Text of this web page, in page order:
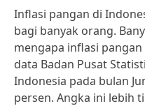
Inflasi pangan di
bagi banyak orang.
mengapa inflasi
data Badan Pusat
Indonesia pada bulan
persen. Angka ini lebih